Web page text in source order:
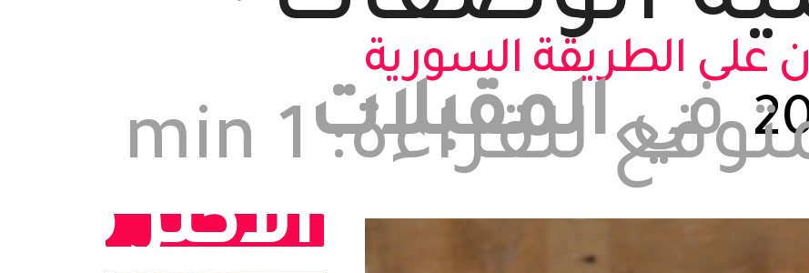
على الطريقة السورية
في المقبلات الوقت المتوقع للقراءة: 1 min
الأكثر